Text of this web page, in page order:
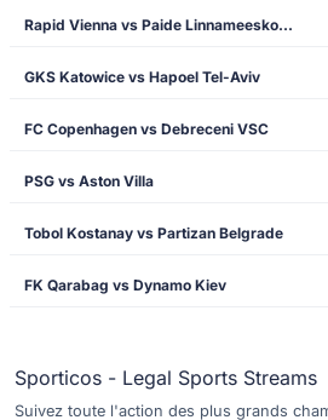
Rapid Vienna vs Paide Linnameeskond
GKS Katowice vs Hapoel Tel-Aviv
FC Copenhagen vs Debreceni VSC
PSG vs Aston Villa
Tobol Kostanay vs Partizan Belgrade
FK Qarabag vs Dynamo Kiev
Sporticos - Legal Sports Streams
Suivez toute l'action des plus grands